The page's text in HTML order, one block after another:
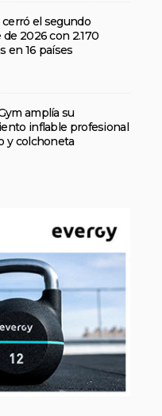
el segundo
2026 con 2.170
en 16 países
amplía su
inflable profesional
y colchoneta